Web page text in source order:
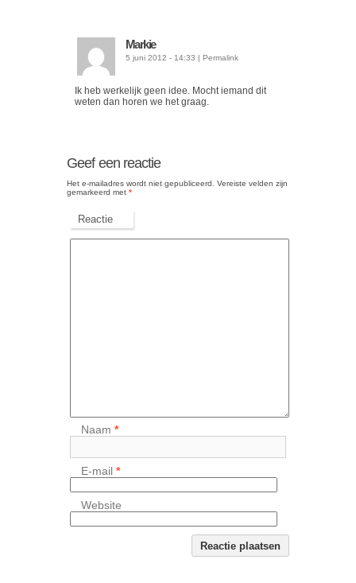
Markie
5 juni 2012 - 14:33 | Permalink
Ik heb werkelijk geen idee. Mocht iemand dit
weten dan horen we het graag.
Geef een reactie
Het e-mailadres wordt niet gepubliceerd.
Vereiste velden zijn
gemarkeerd met *
Reactie
Naam*
E-mail*
Website